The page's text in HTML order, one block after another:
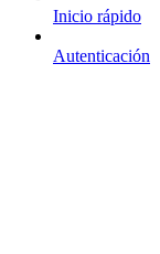
Inicio rápido
Autenticación